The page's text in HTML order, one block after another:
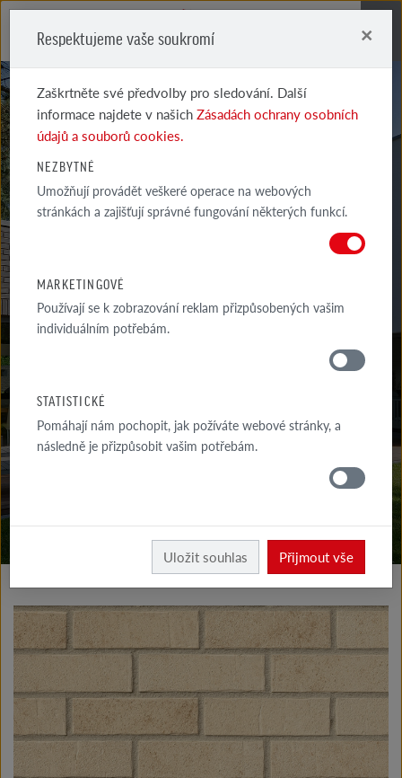
MARSEILLE
KDE
Vyrobky fasáda Klinkerové a lícové pásky typ I
Respektujeme vaše soukromí ×
Zaškrtněte své předvolby pro sledování. Další
informace najdete v našichZásadách ochrany osobních
údajů a souborů cookies.
NEZBYTNÉ
Umožňují provádět veškeré operace na webových
stránkách a zajišťují správné fungování některých funkcí.
MARKETINGOVÉ
Používají se k zobrazování reklam přizpůsobených vašim
individuálním potřebám.
STATISTICKÉ
Pomáhají nám pochopit, jak požíváte webové stránky, a
následně je přizpůsobit vašim potřebám.
Uložit souhlas Přijmout vše